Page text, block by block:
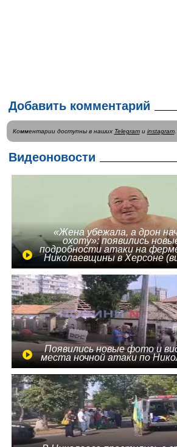
Добавить комментарий
Комментарии доступны в наших Telegramи instagram.
Видеоновости
«Жена убежала, а дрон
охоту»: появились
подробности атаки на
Николаевщины в Херсоне
Появились новые фото и
места ночной атаки по